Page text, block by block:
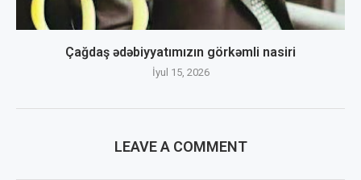
Çağdaş ədəbiyyatımızın görkəmli nasiri
İyul 15, 2026
LEAVE A COMMENT